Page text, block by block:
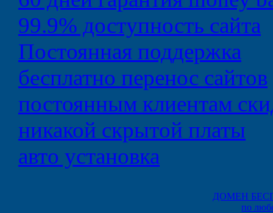
99.9% доступность сайта
Постоянная поддержка
бесплатно перенос сайтов
постоянным клиентам
никакой скрытой платы
авто установка
ДОМЕН
по